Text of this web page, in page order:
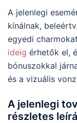
A jelenlegi
kínálnak,
egyedi
ideig érhetők el,
bónuszokkal
és a vizuális
A jelenlegi
részletes